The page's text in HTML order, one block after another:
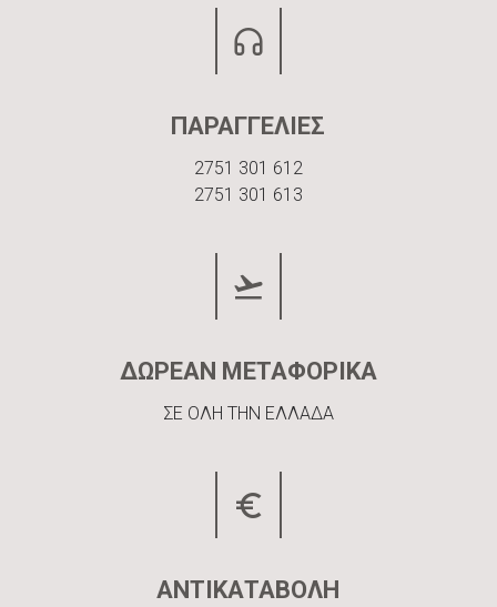
ΠΑΡΑΓΓΕΛΙΕΣ
2751 301 612
2751 301 613
ΔΩΡΕΑΝ ΜΕΤΑΦΟΡΙΚΑ
ΣΕ ΟΛΗ ΤΗΝ ΕΛΛΑΔΑ
ΑΝΤΙΚΑΤΑΒΟΛΗ